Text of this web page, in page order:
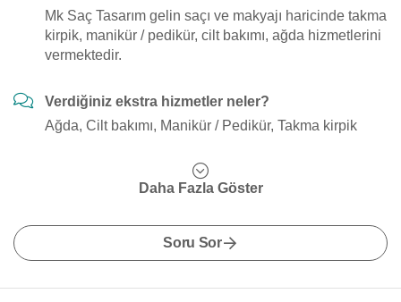
Mk Saç Tasarım gelin saçı ve makyajı haricinde takma
kirpik, manikür / pedikür, cilt bakımı, ağda hizmetlerini
vermektedir.
Verdiğiniz ekstra hizmetler neler?
Ağda, Cilt bakımı, Manikür / Pedikür, Takma kirpik
Daha Fazla Göster
Soru Sor